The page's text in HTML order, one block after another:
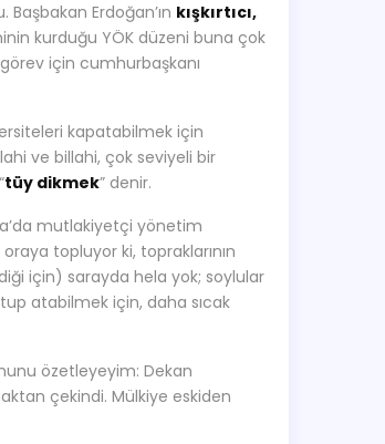
Başbakan Erdoğan’ın kışkırtıcı,
kurduğu YÖK düzeni buna çok
için cumhurbaşkanı
kapatabilmek için
ve billahi, çok seviyeli bir
tüy dikmek” denir.
mutlakiyetçi yönetim
topluyor ki, topraklarının
için) sarayda hela yok; soylular
atabilmek için, daha sıcak
özetleyeyim: Dekan
çekindi. Mülkiye eskiden